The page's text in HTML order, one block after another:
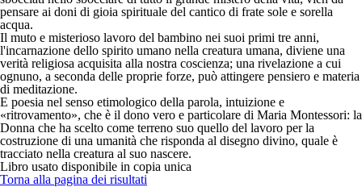
pensare ai doni di gioia spirituale del cantico di frate sole e sorella
acqua.
Il muto e misterioso lavoro del bambino nei suoi primi tre anni,
l'incarnazione dello spirito umano nella creatura umana, diviene una
verità religiosa acquisita alla nostra coscienza; una rivelazione a cui
ognuno, a seconda delle proprie forze, può attingere pensiero e materia
di meditazione.
E poesia nel senso etimologico della parola, intuizione e
«ritrovamento», che è il dono vero e particolare di Maria Montessori: la
Donna che ha scelto come terreno suo quello del lavoro per la
costruzione di una umanità che risponda al disegno divino, quale è
tracciato nella creatura al suo nascere.
Libro usato disponibile in copia unica
Torna alla pagina dei risultati